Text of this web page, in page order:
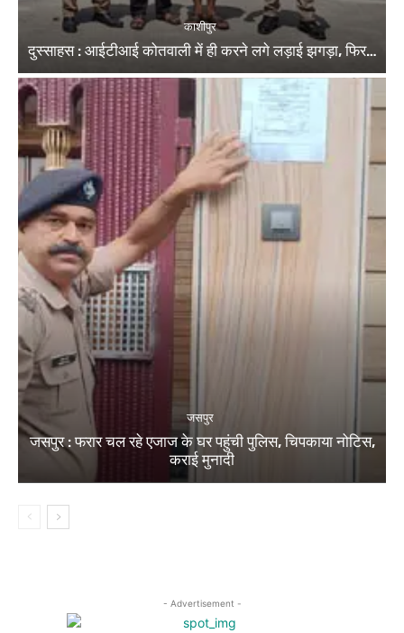
काशीपुर
दुस्साहस : आईटीआई कोतवाली में ही करने लगे लड़ाई झगड़ा, फिर…
जसपुर
जसपुर : फरार चल रहे एजाज के घर पहुंची पुलिस, चिपकाया नोटिस,
कराई मुनादी
- Advertisement -